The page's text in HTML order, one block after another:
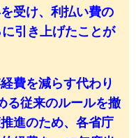
受け、利払い費の
引き上げたことが
費を減らす代わり
る従来のルールを撤
進のため、各省庁